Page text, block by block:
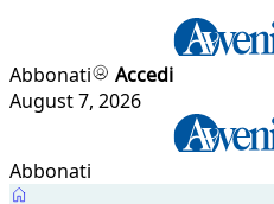
Abbonati
Accedi
August 7, 2026
Abbonati